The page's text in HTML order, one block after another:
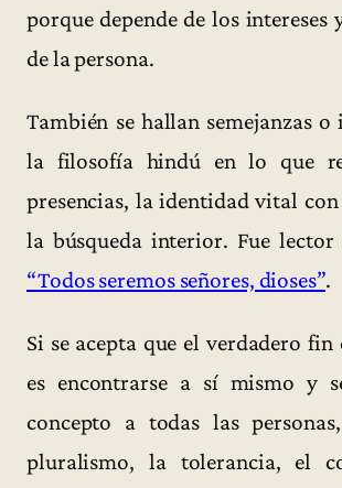
porque depende de los intereses
de la persona.
También se hallan semejanzas o
la filosofía hindú en lo que
presencias, la identidad vital
la búsqueda interior. Fue lector
“Todos seremos señores, dioses”.
Si se acepta que el verdadero
es encontrarse a sí mismo y
concepto a todas las
pluralismo, la tolerancia, el